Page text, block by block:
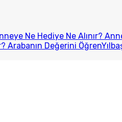
Ne Hediye Ne Alınır?
Arabanın Değerini Öğren